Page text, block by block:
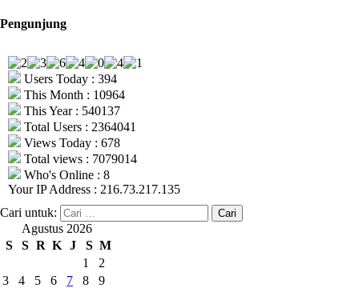
Pengunjung
Users Today : 394
This Month : 10964
This Year : 540137
Total Users : 2364041
Views Today : 678
Total views : 7079014
Who's Online : 8
Your IP Address : 216.73.217.135
Cari untuk:
Agustus 2026
S
S R K J S M
1
2
3
4 5 6 7 8
9